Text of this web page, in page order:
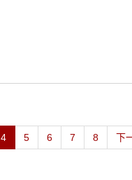
4 5 6 7 8 下